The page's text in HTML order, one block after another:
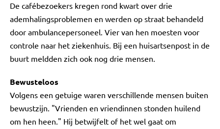
De cafébezoekers kregen rond kwart over drie
ademhalingsproblemen en werden op straat behandeld
door ambulancepersoneel. Vier van hen moesten voor
controle naar het ziekenhuis. Bij een huisartsenpost in de
buurt meldden zich ook nog drie mensen.
Bewusteloos
Volgens een getuige waren verschillende mensen buiten
bewustzijn. "Vrienden en vriendinnen stonden huilend
om hen heen." Hij betwijfelt of het wel gaat om